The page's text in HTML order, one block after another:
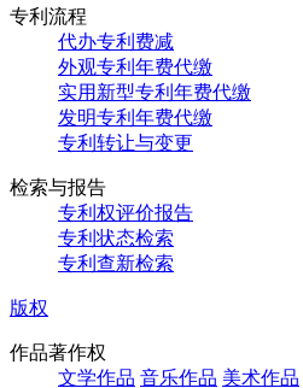
专利流程
代办专利费减
外观专利年费代缴
实用新型专利年费代缴
发明专利年费代缴
专利转让与变更
检索与报告
专利权评价报告
专利状态检索
专利查新检索
版权
作品著作权
文学作品 音乐作品 美术作品